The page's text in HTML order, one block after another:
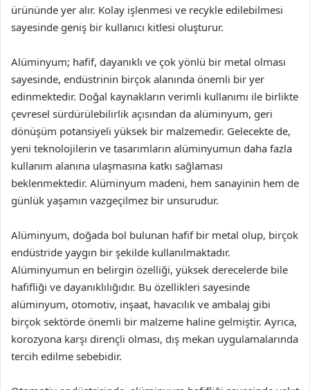
ürününde yer alır. Kolay işlenmesi ve recykle edilebilmesi
sayesinde geniş bir kullanıcı kitlesi oluşturur.
Alüminyum; hafif, dayanıklı ve çok yönlü bir metal olması
sayesinde, endüstrinin birçok alanında önemli bir yer
edinmektedir. Doğal kaynakların verimli kullanımı ile birlikte
çevresel sürdürülebilirlik açısından da alüminyum, geri
dönüşüm potansiyeli yüksek bir malzemedir. Gelecekte de,
yeni teknolojilerin ve tasarımların alüminyumun daha fazla
kullanım alanına ulaşmasına katkı sağlaması
beklenmektedir. Alüminyum madeni, hem sanayinin hem de
günlük yaşamın vazgeçilmez bir unsurudur.
Alüminyum, doğada bol bulunan hafif bir metal olup, birçok
endüstride yaygın bir şekilde kullanılmaktadır.
Alüminyumun en belirgin özelliği, yüksek derecelerde bile
hafifliği ve dayanıklılığıdır. Bu özellikleri sayesinde
alüminyum, otomotiv, inşaat, havacılık ve ambalaj gibi
birçok sektörde önemli bir malzeme haline gelmiştir. Ayrıca,
korozyona karşı dirençli olması, dış mekan uygulamalarında
tercih edilme sebebidir.